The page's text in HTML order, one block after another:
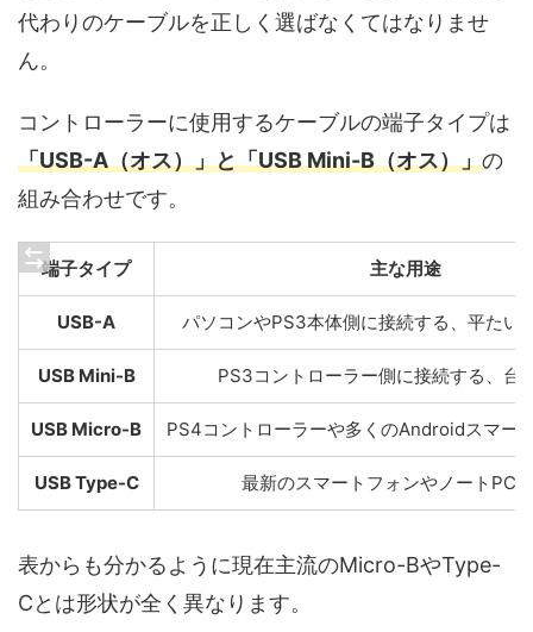
代わりのケーブルを正しく選ばなくてはなりませ
ん。
コントローラーに使用するケーブルの端子タイプは
「USB-A（オス）」と「USB Mini-B（オス）」の
組み合わせです。
端子タイプ 主な用途
USB-A パソコンやPS3本体側に接続する、平たい
USB Mini-B PS3コントローラー側に接続する、台
USB Micro-B PS4コントローラーや多くのAndroidスマー
USB Type-C 最新のスマートフォンやノートPC
表からも分かるように現在主流のMicro-BやType-
Cとは形状が全く異なります。